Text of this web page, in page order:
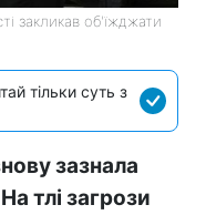
закликав об'їжджати
тільки суть з
зазнала
тлі загрози